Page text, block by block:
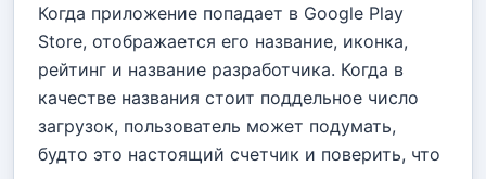
Когда приложение попадает в Google Play
Store, отображается его название, иконка,
рейтинг и название разработчика. Когда в
качестве названия стоит поддельное число
загрузок, пользователь может подумать,
будто это настоящий счетчик и поверить, что